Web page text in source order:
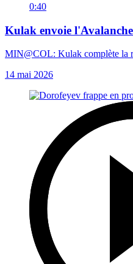
0:40
Kulak envoie
MIN@COL: Kulak complète la
14 mai 2026